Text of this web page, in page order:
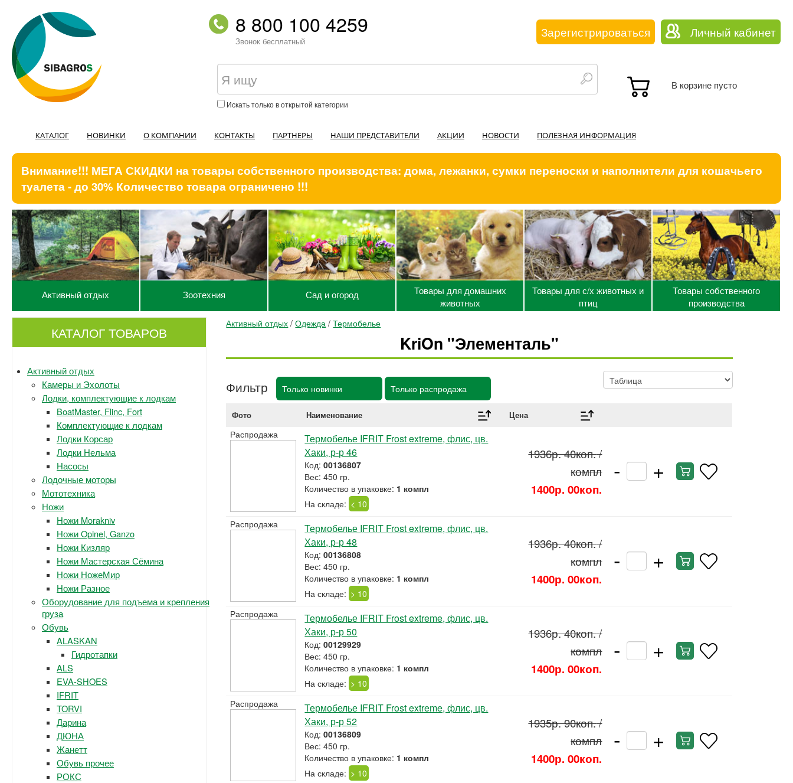
8 800 100 4259
Звонок бесплатный
Зарегистрироваться Личный кабинет
Искать только в открытой категории
В корзине пусто
КАТАЛОГ НОВИНКИ О КОМПАНИИ КОНТАКТЫ ПАРТНЕРЫ НАШИ ПРЕДСТАВИТЕЛИ АКЦИИ НОВОСТИ ПОЛЕЗНАЯ ИНФОРМАЦИЯ
Внимание!!! МЕГА СКИДКИ на товары собственного производства: дома, лежанки, сумки переноски и наполнители для кошачьего
туалета - до 30% Количество товара ограничено !!!
Активный отдых Зоотехния Сад и огород
Товары для домашних
животных
Товары для с/х животных и
птиц
Товары собственного
производства
КАТАЛОГ ТОВАРОВ
Активный отдых
Камеры и Эхолоты
Лодки, комплектующие к лодкам
BoatMaster, Flinc, Fort
Комплектующие к лодкам
Лодки Корсар
Лодки Нельма
Насосы
Лодочные моторы
Мототехника
Ножи
Ножи Morakniv
Ножи Opinel, Ganzo
Ножи Кизляр
Ножи Мастерская Сёмина
Ножи НожеМир
Ножи Разное
Оборудование для подъема и крепления
груза
Обувь
ALASKAN
Гидротапки
ALS
EVA-SHOES
IFRIT
TORVI
Дарина
ДЮНА
Жанетт
Обувь прочее
РОКС
Активный отдых /Одежда /Термобелье
KriOn "Элементаль"
Фильтр Только новинки Только распродажа
Фото Наименование Цена
Распродажа
Термобелье IFRIT Frost extreme, флис, цв.
Хаки, р-р 46
Код:00136807
Вес: 450 гр.
Количество в упаковке: 1 компл
На складе: < 10
1936р. 40коп./
компл
1400р. 00коп.
- +
Распродажа
Термобелье IFRIT Frost extreme, флис, цв.
Хаки, р-р 48
Код:00136808
Вес: 450 гр.
Количество в упаковке: 1 компл
На складе: > 10
1936р. 40коп./
компл
1400р. 00коп.
- +
Распродажа
Термобелье IFRIT Frost extreme, флис, цв.
Хаки, р-р 50
Код:00129929
Вес: 450 гр.
Количество в упаковке: 1 компл
На складе: > 10
1936р. 40коп./
компл
1400р. 00коп.
- +
Распродажа
Термобелье IFRIT Frost extreme, флис, цв.
Хаки, р-р 52
Код:00136809
Вес: 450 гр.
Количество в упаковке: 1 компл
На складе: > 10
1935р. 90коп./
компл
1400р. 00коп.
- +